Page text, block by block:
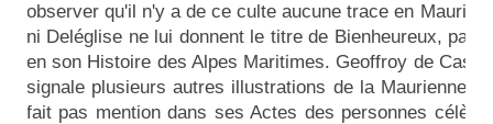
observer qu'il n'y a de ce culte aucune trace en
ni Deléglise ne lui donnent le titre de Bienheureux, pas
en son Histoire des Alpes Maritimes. Geoffroy de
signale plusieurs autres illustrations de la Maurienne ;
fait pas mention dans ses Actes des personnes